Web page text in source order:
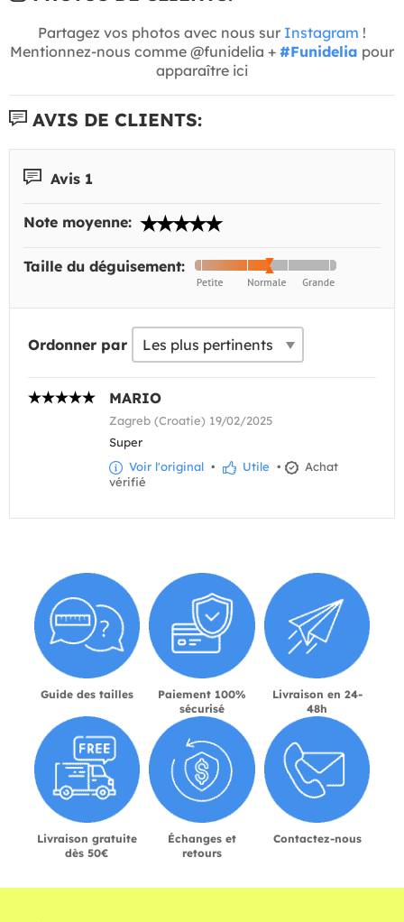
Partagez vos photos avec nous sur Instagram !
Mentionnez-nous comme @funidelia + #Funidelia pour
apparaître ici
AVIS DE CLIENTS:
Avis 1
Note moyenne:
Taille du déguisement:
Ordonner par
MARIO
Zagreb (Croatie) 19/02/2025
Super
Voir l'original • Utile •
Achat
vérifié
Guide des tailles
Paiement 100%
sécurisé
Livraison en 24-
48h
Livraison gratuite
dès 50€
Échanges et
retours
Contactez-nous